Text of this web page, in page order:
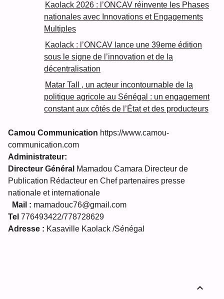
Kaolack 2026 : l’ONCAV réinvente les Phases
nationales avec Innovations et Engagements
Multiples
Kaolack : l’ONCAV lance une 39eme édition
sous le signe de l’innovation et de la
décentralisation
Matar Tall , un acteur incontournable de la
politique agricole au Sénégal : un engagement
constant aux côtés de l’État et des producteurs
Camou Communication https://www.camou-
communication.com
Administrateur:
Directeur Général Mamadou Camara Directeur de
Publication Rédacteur en Chef partenaires presse
nationale et internationale
Mail : mamadouc76@gmail.com
Tel 776493422/778728629
Adresse : Kasaville Kaolack /Sénégal
expand_less